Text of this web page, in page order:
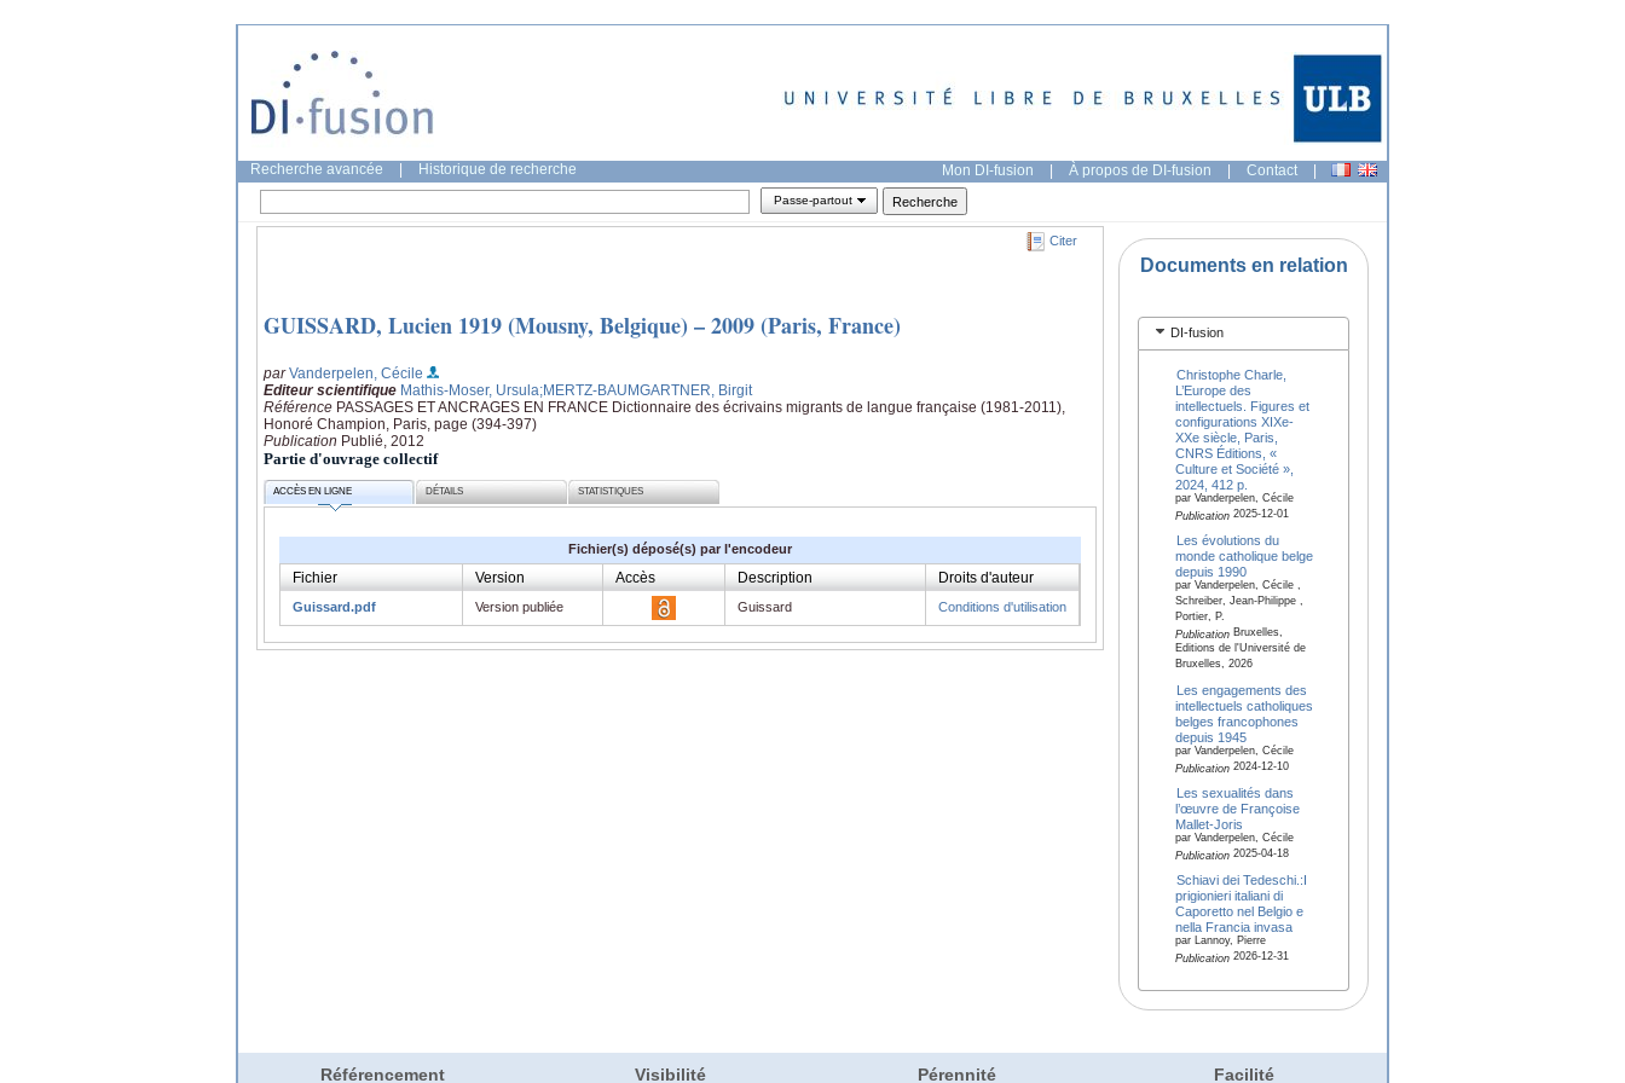
Recherche avancée Historique de recherche Mon DI-fusion | À propos de DI-fusion | Contact |
Passe-partout
Citer
GUISSARD, Lucien 1919 (Mousny, Belgique) – 2009 (Paris, France)
parVanderpelen, Cécile
Editeur scientifique Mathis-Moser, Ursula;MERTZ-BAUMGARTNER, Birgit
Référence PASSAGES ET ANCRAGES EN FRANCE Dictionnaire des écrivains migrants de langue française (1981-2011),
Honoré Champion, Paris, page (394-397)
Publication Publié, 2012
Partie d'ouvrage collectif
ACCÈS EN LIGNE DÉTAILS STATISTIQUES
Fichier(s) déposé(s) par l'encodeur
Fichier Version Accès Description Droits d'auteur
Guissard.pdf Version publiée Guissard Conditions d'utilisation
Documents en relation
DI-fusion
Christophe Charle,
L’Europe des
intellectuels. Figures et
configurations XIXe-
XXe siècle, Paris,
CNRS Éditions, «
Culture et Société »,
2024, 412 p.
par Vanderpelen, Cécile
Publication2025-12-01
Les évolutions du
monde catholique belge
depuis 1990
par Vanderpelen, Cécile ,
Schreiber, Jean-Philippe ,
Portier, P.
PublicationBruxelles,
Editions de l'Université de
Bruxelles, 2026
Les engagements des
intellectuels catholiques
belges francophones
depuis 1945
par Vanderpelen, Cécile
Publication2024-12-10
Les sexualités dans
l’œuvre de Françoise
Mallet-Joris
par Vanderpelen, Cécile
Publication2025-04-18
Schiavi dei Tedeschi.:I
prigionieri italiani di
Caporetto nel Belgio e
nella Francia invasa
par Lannoy, Pierre
Publication2026-12-31
Référencement Visibilité Pérennité Facilité